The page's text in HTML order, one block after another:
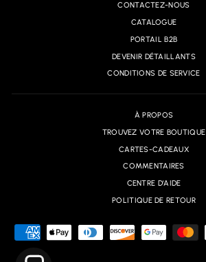
CONTACTEZ-NOUS
CATALOGUE
PORTAIL B2B
DEVENIR DÉTAILLANTS
CONDITIONS DE SERVICE
À PROPOS
TROUVEZ VOTRE BOUTIQUE
CARTES-CADEAUX
COMMENTAIRES
CENTRE D'AIDE
POLITIQUE DE RETOUR